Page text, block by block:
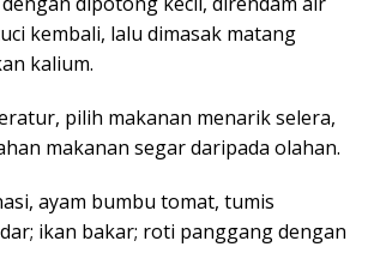
kembali, lalu dimasak matang
kalium.
pilih makanan menarik selera,
makanan segar daripada olahan.
ayam bumbu tomat, tumis
ikan bakar; roti panggang dengan